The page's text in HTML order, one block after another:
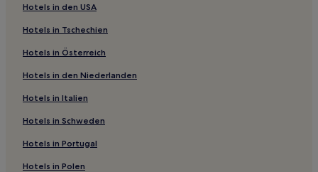
Hotels nahe Shopping China Importados
Barrio Centro: Hotels
Hotels nahe Shopping del Este
Naranjal Hotels
3-Sterne-Hotels in Ciudad del Este
Hotels in den USA
Hotels in Tschechien
Hotels in Österreich
Hotels in den Niederlanden
Hotels in Italien
Hotels in Schweden
Hotels in Portugal
Hotels in Polen